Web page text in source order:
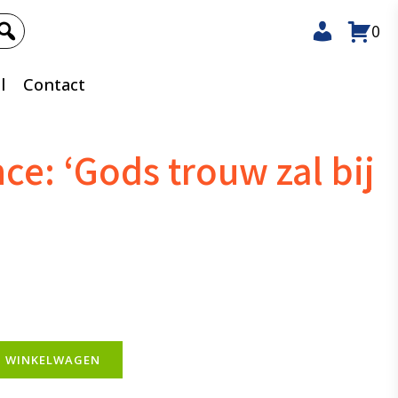
Contact
0
‘Gods trouw zal bij